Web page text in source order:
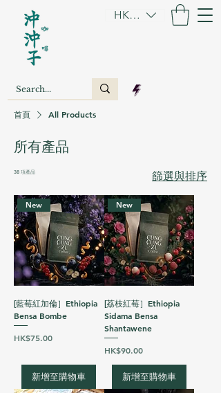
HKD (HK$)
首頁 All Products
所有產品
38 項產品 篩選與排序
New
[藍莓紅加倫］Ethiopia
Bensa Bombe
價格
HK$75.00
新增至購物車
New
[荔枝紅莓］Ethiopia
Sidama Bensa
Shantawene
價格
HK$90.00
新增至購物車